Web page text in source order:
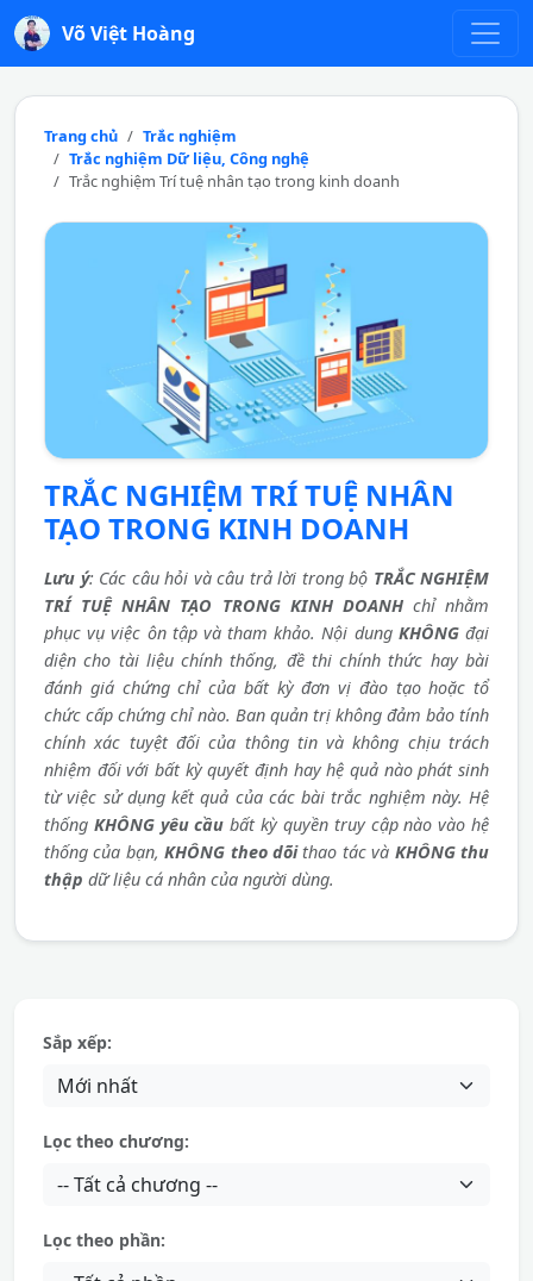
Võ Việt Hoàng
Trang chủ
Trắc nghiệm
Trắc nghiệm Dữ liệu, Công nghệ
Trắc nghiệm Trí tuệ nhân tạo trong kinh doanh
TRẮC NGHIỆM TRÍ TUỆ NHÂN
TẠO TRONG KINH DOANH
Lưu ý: Các câu hỏi và câu trả lời trong bộ TRẮC NGHIỆM
TRÍ TUỆ NHÂN TẠO TRONG KINH DOANHchỉ nhằm
phục vụ việc ôn tập và tham khảo. Nội dung KHÔNGđại
diện cho tài liệu chính thống, đề thi chính thức hay bài
đánh giá chứng chỉ của bất kỳ đơn vị đào tạo hoặc tổ
chức cấp chứng chỉ nào. Ban quản trị không đảm bảo tính
chính xác tuyệt đối của thông tin và không chịu trách
nhiệm đối với bất kỳ quyết định hay hệ quả nào phát sinh
từ việc sử dụng kết quả của các bài trắc nghiệm này. Hệ
thống KHÔNG yêu cầu bất kỳ quyền truy cập nào vào hệ
thống của bạn,KHÔNG theo dõithao tác và KHÔNG thu
thập dữ liệu cá nhân của người dùng.
Sắp xếp:
Lọc theo chương:
Lọc theo phần: